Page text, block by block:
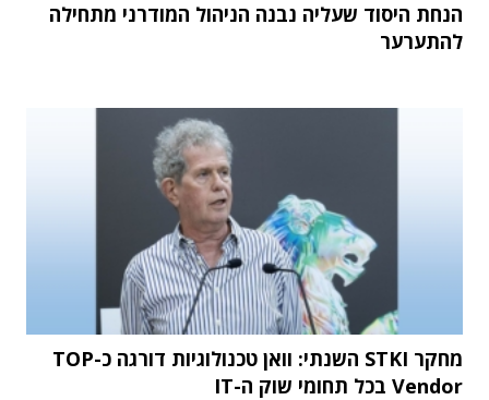
הנחת היסוד שעליה נבנה הניהול המודרני מתחילה
להתערער
מחקר STKI השנתי: וואן טכנולוגיות דורגה כ-TOP
Vendor בכל תחומי שוק ה-IT